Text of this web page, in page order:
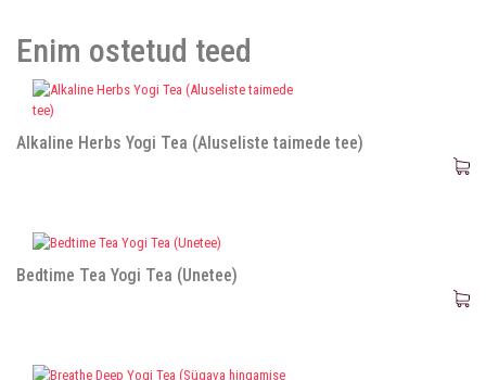
Enim ostetud teed
Alkaline Herbs Yogi Tea (Aluseliste taimede tee)
Bedtime Tea Yogi Tea (Unetee)